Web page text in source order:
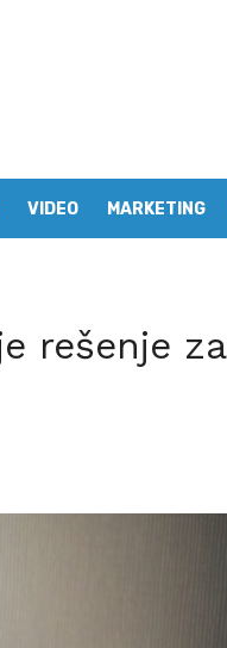
VIDEO MARKETING
rešenje za